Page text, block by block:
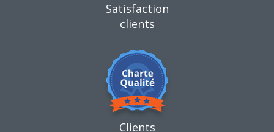
Satisfaction
clients
Clients